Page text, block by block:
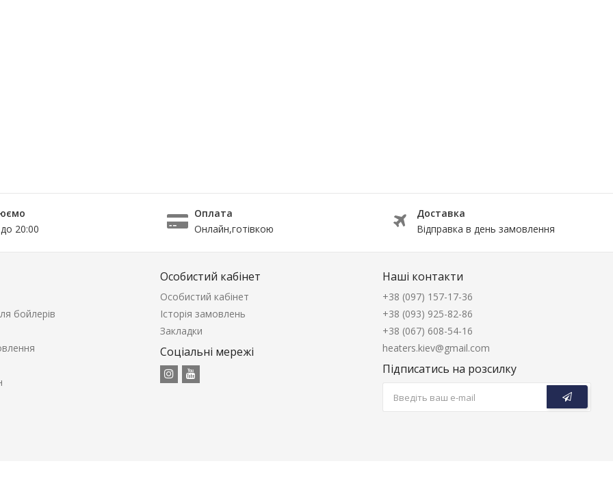
20:00
Оплата
Онлайн,готівкою
Доставка
Відправка в день замовлення
бойлерів
Особистий кабінет
Особистий кабінет
Історія замовлень
Закладки
Соціальні мережі
Наші контакти
+38 (097) 157-17-36
+38 (093) 925-82-86
+38 (067) 608-54-16
heaters.kiev@gmail.com
Підписатись на розсилку